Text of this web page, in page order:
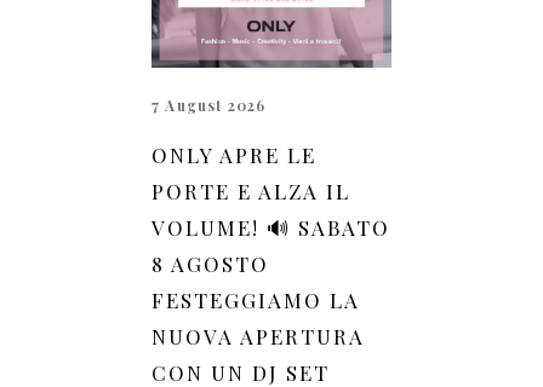
7 August 2026
ONLY APRE LE
PORTE E ALZA IL
VOLUME! 🔊 SABATO
8 AGOSTO
FESTEGGIAMO LA
NUOVA APERTURA
CON UN DJ SET